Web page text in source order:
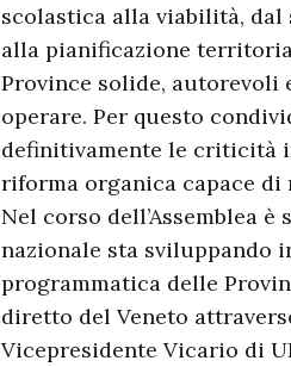
scolastica alla viabilità,
alla pianificazione
Province solide, autorevoli
operare. Per questo
definitivamente le criticità
riforma organica capace
Nel corso dell’Assemblea
nazionale sta sviluppando
programmatica delle
diretto del Veneto
Vicepresidente Vicario di